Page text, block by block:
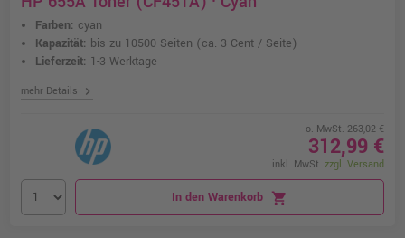
Farben: cyan
Kapazität: bis zu 10500 Seiten (ca. 3 Cent / Seite)
Lieferzeit: 1-3 Werktage
mehr Details chevron_right
o. MwSt. 263,02 €
312,99 €
inkl. MwSt. zzgl. Versand
In den Warenkorb shopping_cart